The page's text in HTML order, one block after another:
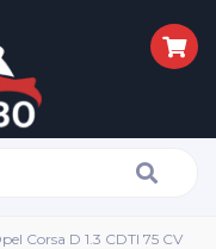
Corsa D 1.3 CDTI 75 CV